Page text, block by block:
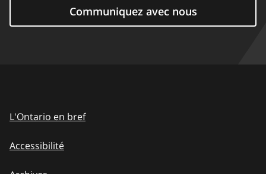
Communiquez avec nous
L'Ontario en bref
Accessibilité